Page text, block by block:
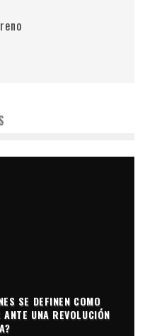
SE DEFINEN COMO
UNA REVOLUCIÓN